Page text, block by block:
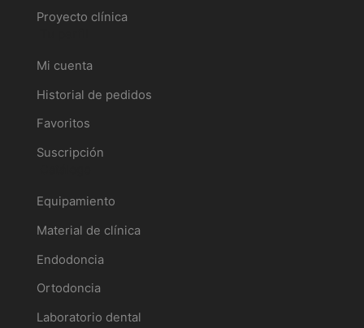
Proyecto clínica
Mi cuenta
Historial de pedidos
Favoritos
Suscripción
Equipamiento
Material de clínica
Endodoncia
Ortodoncia
Laboratorio dental